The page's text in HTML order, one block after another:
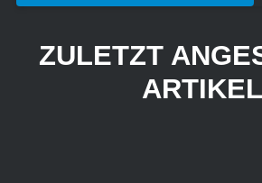
ZULETZT
ARTIKEL